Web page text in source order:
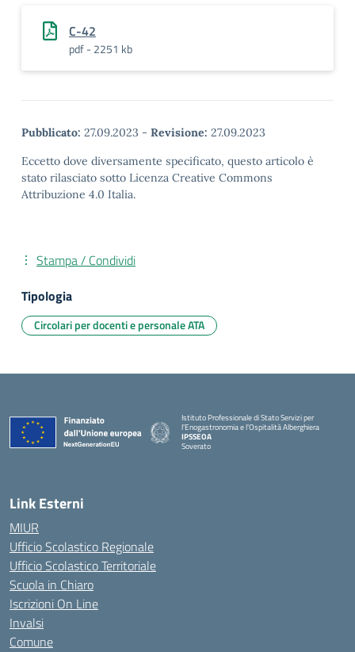
C-42
pdf - 2251 kb
Pubblicato: 27.09.2023 - Revisione: 27.09.2023
Eccetto dove diversamente specificato, questo articolo è
stato rilasciato sotto Licenza Creative Commons
Attribuzione 4.0 Italia.
Stampa / Condividi
Tipologia
Circolari per docenti e personale ATA
Istituto Professionale di Stato Servizi per
l'Enogastronomia e l'Ospitalità Alberghiera
IPSSEOA
Soverato
Link Esterni
MIUR
Ufficio Scolastico Regionale
Ufficio Scolastico Territoriale
Scuola in Chiaro
Iscrizioni On Line
Invalsi
Comune